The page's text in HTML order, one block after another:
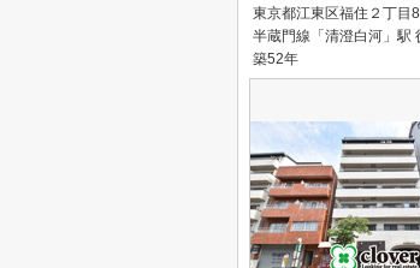
東京都江東区福住２丁目
半蔵門線「清澄白河」駅
築52年